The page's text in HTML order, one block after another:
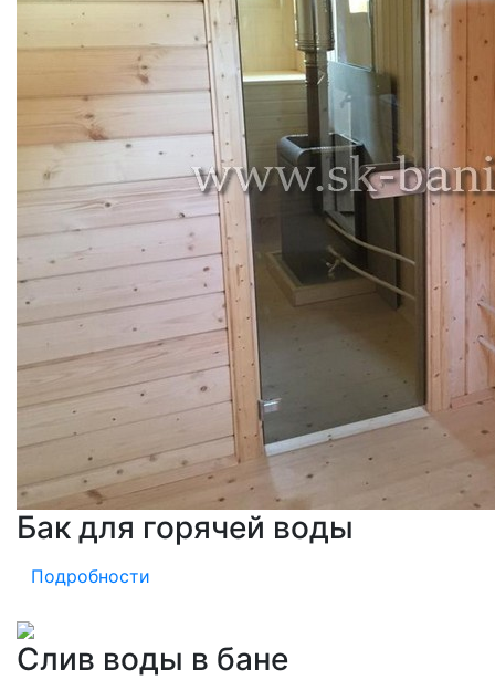
Бак для горячей воды
Подробности
Слив воды в бане